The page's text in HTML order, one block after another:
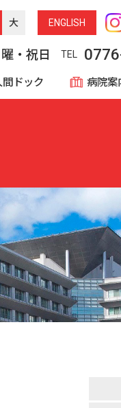
大 ENG LISH
・祝日 TEL
間ドック 病院案